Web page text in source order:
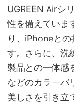
UGREEN Airシ
性を備えていま
り、iPhoneと
す。さらに、洗
製品との一体感
などのカラーバ
美しさを引き立